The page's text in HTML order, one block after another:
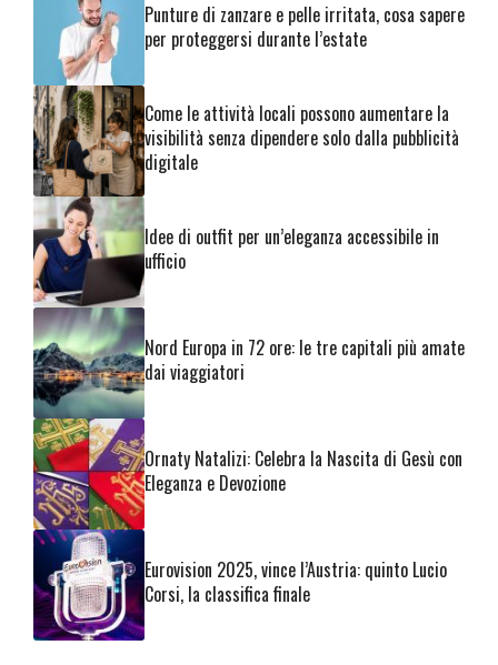
Punture di zanzare e pelle irritata, cosa sapere
per proteggersi durante l’estate
Come le attività locali possono aumentare la
visibilità senza dipendere solo dalla pubblicità
digitale
Idee di outfit per un’eleganza accessibile in
ufficio
Nord Europa in 72 ore: le tre capitali più amate
dai viaggiatori
Ornaty Natalizi: Celebra la Nascita di Gesù con
Eleganza e Devozione
Eurovision 2025, vince l’Austria: quinto Lucio
Corsi, la classifica finale